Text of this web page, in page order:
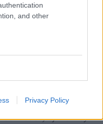
and other
Privacy Policy
A friss bejegyzésben
ötletei csak egy
és a ténylegesen
ezek nem fentről
gondolatok
új Monkey